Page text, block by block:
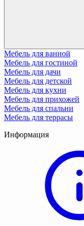
Мебель для ванной
Мебель для гостиной
Мебель для дачи
Мебель для детской
Мебель для кухни
Мебель для прихожей
Мебель для спальни
Мебель для террасы
Информация